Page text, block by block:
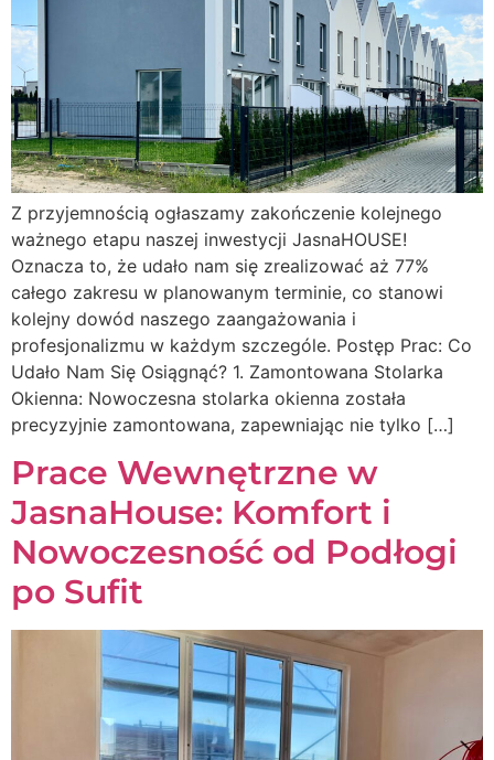
Z przyjemnością ogłaszamy zakończenie kolejnego
ważnego etapu naszej inwestycji JasnaHOUSE!
Oznacza to, że udało nam się zrealizować aż 77%
całego zakresu w planowanym terminie, co stanowi
kolejny dowód naszego zaangażowania i
profesjonalizmu w każdym szczególe. Postęp Prac: Co
Udało Nam Się Osiągnąć? 1. Zamontowana Stolarka
Okienna: Nowoczesna stolarka okienna została
precyzyjnie zamontowana, zapewniając nie tylko […]
Prace Wewnętrzne w
JasnaHouse: Komfort i
Nowoczesność od Podłogi
po Sufit